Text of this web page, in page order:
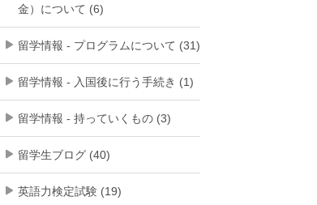
金）について (6)
留学情報 - プログラムについて (31)
留学情報 - 入国後に行う手続き (1)
留学情報 - 持っていくもの (3)
留学生ブログ (40)
英語力検定試験 (19)